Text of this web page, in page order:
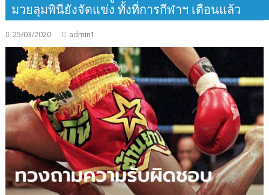
มวยลุมพินียังจัดแข่ง ทั้งที่การกีฬาฯ เตือนแล้ว
25/03/2020 admin1